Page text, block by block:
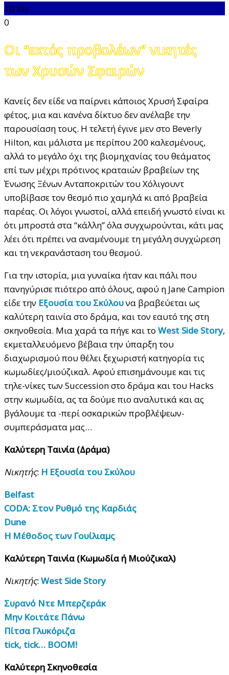
10 Ιαν
0
Οι “εκτός προβολέων” νικητές
των Χρυσών Σφαιρών
Κανείς δεν είδε να παίρνει κάποιος Χρυσή Σφαίρα
φέτος, μια και κανένα δίκτυο δεν ανέλαβε την
παρουσίαση τους. Η τελετή έγινε μεν στο Beverly
Hilton, και μάλιστα με περίπου 200 καλεσμένους,
αλλά το μεγάλο όχι της βιομηχανίας του θεάματος
επί των μέχρι πρότινος κραταιών βραβείων της
Ένωσης Ξένων Ανταποκριτών του Χόλιγουντ
υποβίβασε τον θεσμό πιο χαμηλά κι από βραβεία
παρέας. Οι λόγοι γνωστοί, αλλά επειδή γνωστό είναι κι
ότι μπροστά στα “κάλλη” όλα συγχωρούνται, κάτι μας
λέει ότι πρέπει να αναμένουμε τη μεγάλη συγχώρεση
και τη νεκρανάσταση του θεσμού.
Για την ιστορία, μια γυναίκα ήταν και πάλι που
πανηγύρισε πιότερο από όλους, αφού η Jane Campion
είδε την Εξουσία του Σκύλουνα βραβεύεται ως
καλύτερη ταινία στο δράμα, και τον εαυτό της στη
σκηνοθεσία. Μια χαρά τα πήγε και το West Side Story,
εκμεταλλευόμενο βέβαια την ύπαρξη του
διαχωρισμού που θέλει ξεχωριστή κατηγορία τις
κωμωδίες/μιούζικαλ. Αφού επισημάνουμε και τις
τηλε-νίκες των Succession στο δράμα και του Hacks
στην κωμωδία, ας τα δούμε πιο αναλυτικά και ας
βγάλουμε τα -περί οσκαρικών προβλέψεων-
συμπεράσματα μας…
Καλύτερη Ταινία (Δράμα)
Νικητής: Η Εξουσία του Σκύλου
Belfast
CODA: Στον Ρυθμό της Καρδιάς
Dune
Η Μέθοδος των Γουίλιαμς
Καλύτερη Ταινία (Κωμωδία ή Μιούζικαλ)
Νικητής: West Side Story
Συρανό Ντε Μπερζεράκ
Μην Κοιτάτε Πάνω
Πίτσα Γλυκόριζα
tick, tick… BOOM!
Καλύτερη Σκηνοθεσία